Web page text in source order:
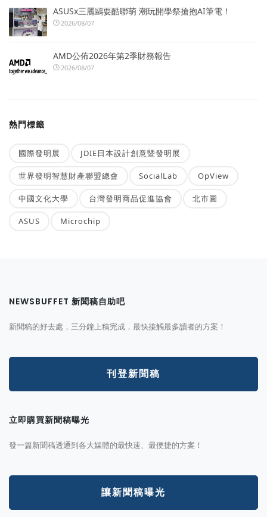
ASUSx三麗鷗耍酷聯萌 潮玩開學祭搶抱AI筆電！
2026/08/07
AMD公佈2026年第2季財務報告
2026/08/07
熱門標籤
國際發明展 JDIE日本設計創意暨發明展
世界發明智慧財產聯盟總會 SocialLab OpView
中國文化大學 台灣發明商品促進協會 北市圖
ASUS Microchip
NEWSBUFFET 新聞稿自助吧
新聞稿的好去處，三分鐘上稿完成，最快接觸最多讀者的方案！
刊登新聞稿
立即購買新聞稿曝光
發一篇新聞稿透通到各大媒體的最快速、最便捷的方案！
讓新聞稿曝光